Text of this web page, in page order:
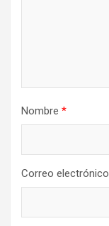
Nombre *
Correo electrónico